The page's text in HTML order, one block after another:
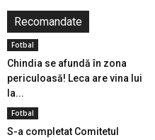
Recomandate
Fotbal
Chindia se afundă în zona
periculoasă! Leca are vina lui
la...
Fotbal
S-a completat Comitetul